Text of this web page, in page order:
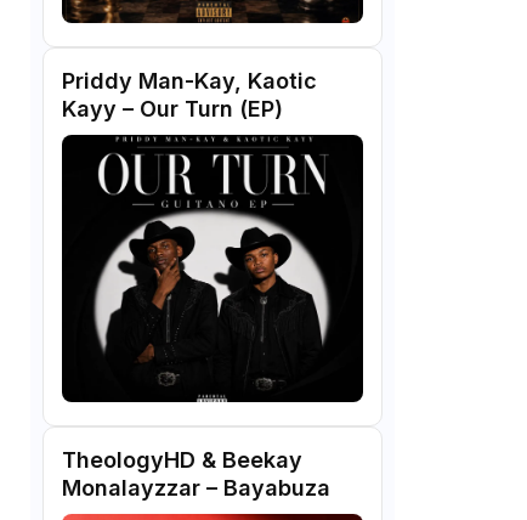
Priddy Man-Kay, Kaotic
Kayy – Our Turn (EP)
TheologyHD & Beekay
Monalayzzar – Bayabuza